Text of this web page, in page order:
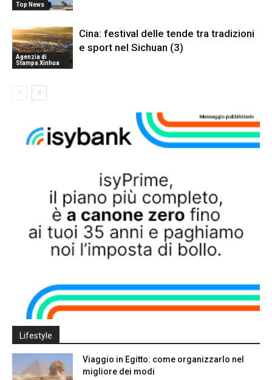
Top News
Agenzia di
Stampa Xinhua
Cina: festival delle tende tra tradizioni
e sport nel Sichuan (3)
Lifestyle
Viaggio in Egitto: come organizzarlo nel
migliore dei modi